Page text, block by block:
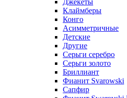
Джекеты
Клаймберы
Конго
Асимметричные
Детские
Другие
Серьги серебро
Серьги золото
Бриллиант
Фианит Svarowski
Сапфир